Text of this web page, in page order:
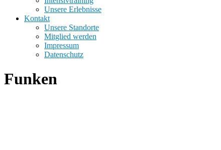
Unsere Erlebnisse
Kontakt
Unsere Standorte
Mitglied werden
Impressum
Datenschutz
Funken